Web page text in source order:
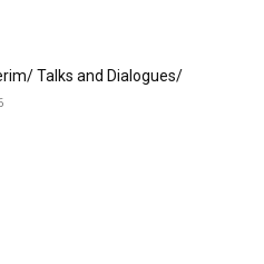
Talks and Dialogues/